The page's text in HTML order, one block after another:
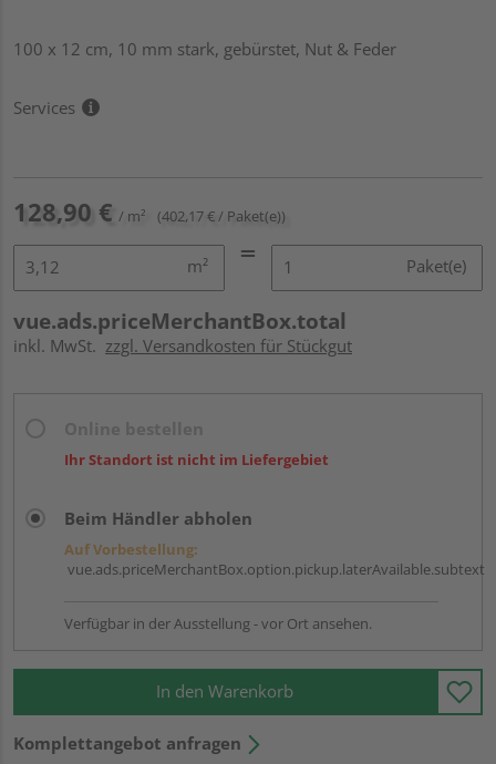
100 x 12 cm, 10 mm stark, gebürstet, Nut & Feder
Services
128,90 € / m² (402,17 € / Paket(e))
m² Paket(e)
vue.ads.priceMerchantBox.total
inkl. MwSt. zzgl. Versandkosten für Stückgut
Ihr Standort ist nicht im Liefergebiet
Beim Händler abholen
Auf Vorbestellung:
vue.ads.priceMerchantBox.option.pickup.laterAvailable.subtext
Verfügbar in der Ausstellung - vor Ort ansehen.
In den Warenkorb
Komplettangebot anfragen